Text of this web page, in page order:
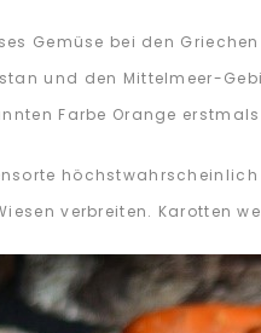
Gemüse bei den
und den Mittelmeer-
Farbe Orange
verbreiten. Karotten